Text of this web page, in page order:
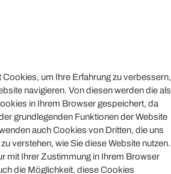
um Ihre Erfahrung zu verbessern,
navigieren. Von diesen werden die als
in Ihrem Browser gespeichert, da
grundlegenden Funktionen der Website
auch Cookies von Dritten, die uns
verstehen, wie Sie diese Website nutzen.
mit Ihrer Zustimmung in Ihrem Browser
die Möglichkeit, diese Cookies